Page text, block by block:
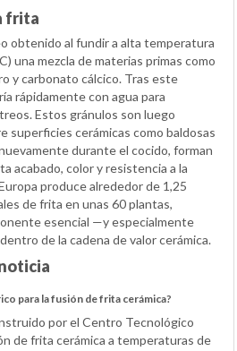
frita
obtenido al fundir a alta temperatura
una mezcla de materias primas como
y carbonato cálcico. Tras este
rápidamente con agua para
Estos gránulos son luego
superficies cerámicas como baldosas
durante el cocido, forman
acabado, color y resistencia a la
produce alrededor de 1,25
de frita en unas 60 plantas,
esencial —y especialmente
de la cadena de valor cerámica.
para la fusión de frita cerámica?
por el Centro Tecnológico
de frita cerámica a temperaturas de